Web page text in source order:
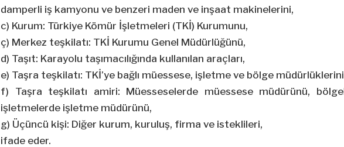
damperli iş kamyonu ve benzeri maden ve inşaat makinelerini,
c) Kurum: Türkiye Kömür İşletmeleri (TKİ) Kurumunu,
ç) Merkez teşkilatı: TKİ Kurumu Genel Müdürlüğünü,
d) Taşıt: Karayolu taşımacılığında kullanılan araçları,
e) Taşra teşkilatı: TKİ’ye bağlı müessese, işletme ve bölge
f) Taşra teşkilatı amiri: Müesseselerde müessese müdürünü,
işletmelerde işletme müdürünü,
g) Üçüncü kişi: Diğer kurum, kuruluş, firma ve isteklileri,
ifade eder.